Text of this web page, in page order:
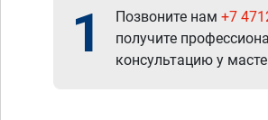
1 Позвоните нам +7
получите
консультацию у